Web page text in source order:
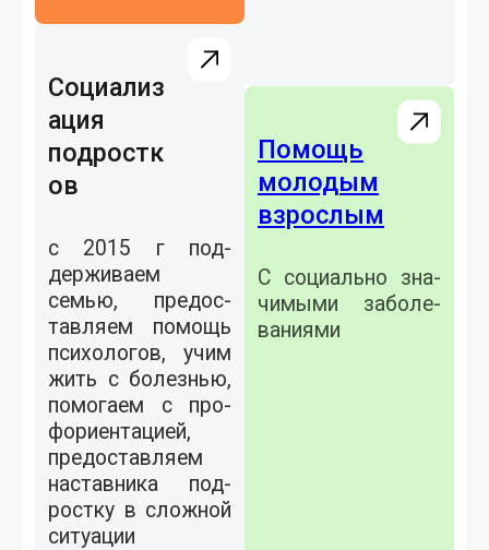
Социализ
ация
подростк
ов
с 2015 г под­
держи­ва­ем
семью, пре­дос­
тавля­ем по­мощь
пси­холо­гов, учим
жить с бо­лезнью,
по­мога­ем с про­
фори­ен­та­ци­ей,
пре­дос­тавля­ем
нас­тавни­ка под­
рос­тку в слож­ной
си­ту­ации
Помощь
молодым
взрослым
С со­ци­аль­но зна­
чимы­ми за­боле­
вани­ями